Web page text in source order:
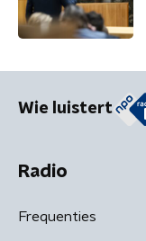
Wie luistert
Radio
Frequenties